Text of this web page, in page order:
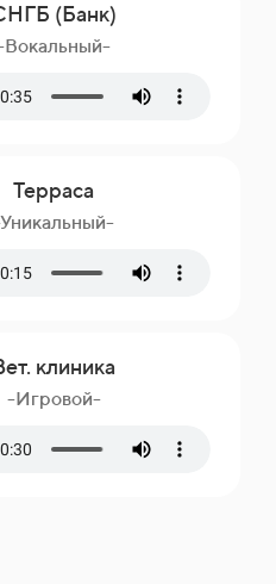
(Банк)
Терраса
клиника
-Игровой-